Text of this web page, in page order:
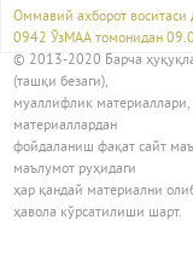
Оммавий ахборот воситаси
0942 ЎзМАА томонидан
© 2013-2020 Барча
(ташқи безаги),
муаллифлик
материаллардан
фойдаланиш фақат сайт
маълумот руҳидаги
ҳар қандай материални
ҳавола кўрсатилиши шарт.